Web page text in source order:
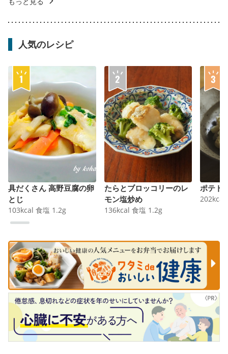
人気のレシピ
具だくさん 高野豆腐の卵
とじ
103kcal 食塩 1.2g
たらとブロッコリーのレ
モン塩炒め
136kcal 食塩 1.2g
ポテト
202kcal